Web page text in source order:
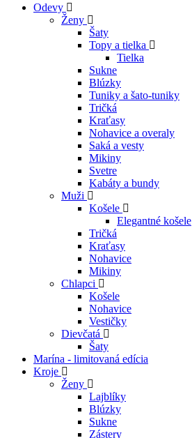
Odevy
Ženy
Šaty
Topy a tielka
Tielka
Sukne
Blúzky
Tuniky a šato-tuniky
Tričká
Kraťasy
Nohavice a overaly
Saká a vesty
Mikiny
Svetre
Kabáty a bundy
Muži
Košele
Elegantné košele
Tričká
Kraťasy
Nohavice
Mikiny
Chlapci
Košele
Nohavice
Vestičky
Dievčatá
Šaty
Marína - limitovaná edícia
Kroje
Ženy
Lajblíky
Blúzky
Sukne
Zástery